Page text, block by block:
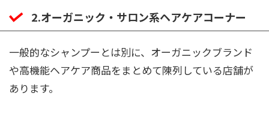
2.オーガニック・サロン系ヘアケアコーナー
一般的なシャンプーとは別に、オーガニックブランド
や高機能ヘアケア商品をまとめて陳列している店舗が
あります。